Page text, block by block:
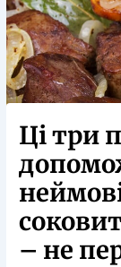
Ці три
– не